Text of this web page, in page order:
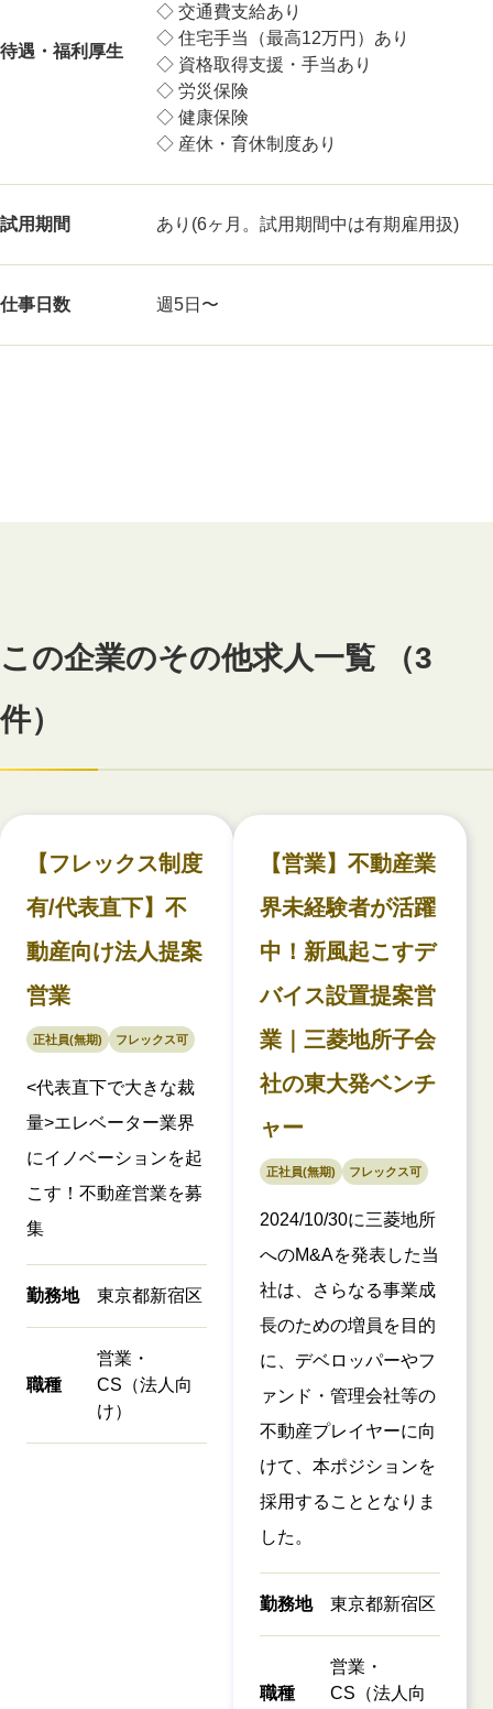
待遇・福利厚生
◇ 交通費支給あり
◇ 住宅手当（最高12万円）あり
◇ 資格取得支援・手当あり
◇ 労災保険
◇ 健康保険
◇ 産休・育休制度あり
試用期間 あり(6ヶ月。試用期間中は有期雇用扱)
仕事日数 週5日〜
この企業のその他求人一覧 （3
件）
【フレックス制度
有/代表直下】不
動産向け法人提案
営業
正社員(無期) フレックス可
<代表直下で大きな裁
量>エレベーター業界
にイノベーションを起
こす！不動産営業を募
集
勤務地 東京都新宿区
職種
営業・
CS（法人向
け）
【営業】不動産業
界未経験者が活躍
中！新風起こすデ
バイス設置提案営
業｜三菱地所子会
社の東大発ベンチ
ャー
正社員(無期) フレックス可
2024/10/30に三菱地所
へのM&Aを発表した当
社は、さらなる事業成
長のための増員を目的
に、デベロッパーやフ
ァンド・管理会社等の
不動産プレイヤーに向
けて、本ポジションを
採用することとなりま
した。
勤務地 東京都新宿区
職種
営業・
CS（法人向